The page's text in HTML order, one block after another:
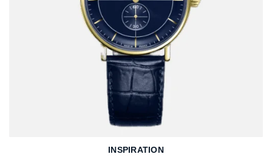
INSPIRATION